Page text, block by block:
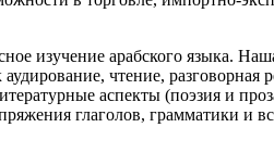
изучение арабского языка.
чтение,
аспекты (поэзия и
глаголов, грамматики и